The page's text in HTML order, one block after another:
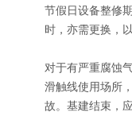
节假日设备整修
时，亦需更换，
对于有严重腐蚀
滑触线使用场所
故。基建结束，